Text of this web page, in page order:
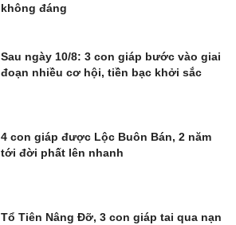
không đáng
Sau ngày 10/8: 3 con giáp bước vào giai
đoạn nhiều cơ hội, tiền bạc khởi sắc
4 con giáp được Lộc Buôn Bán, 2 năm
tới đời phất lên nhanh
Tổ Tiên Nâng Đỡ, 3 con giáp tai qua nạn